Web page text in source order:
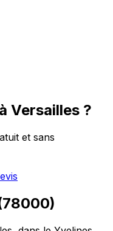
Versailles ?
et sans
78000)